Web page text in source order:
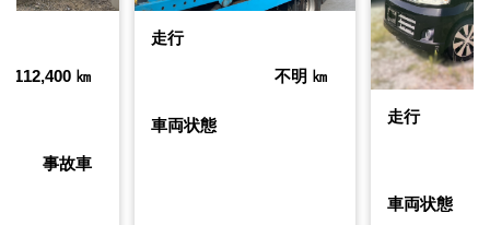
112,400 ㎞
事故車
走行
不明 ㎞
車両状態 走行
車両状態